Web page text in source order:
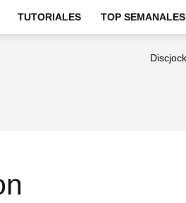
TUTORIALES TOP SEMANALES